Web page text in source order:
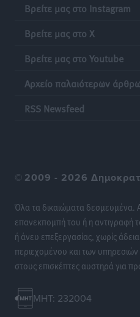
Βρείτε μας στο Instagram
Βρείτε μας στο X
Βρείτε μας στο Youtube
Αρχείο παλαιότερων
RSS Newsfeed
© 2009 - 2026
Όλα τα δικαιώματα δεσμευμένα.
επανεκπομπή του ή η αντιγραφή
ή άνευ επεξεργασίας, χωρίς
περιεχομένου και των
στους επισκέπτες αυστηρά για
MHT: 232004